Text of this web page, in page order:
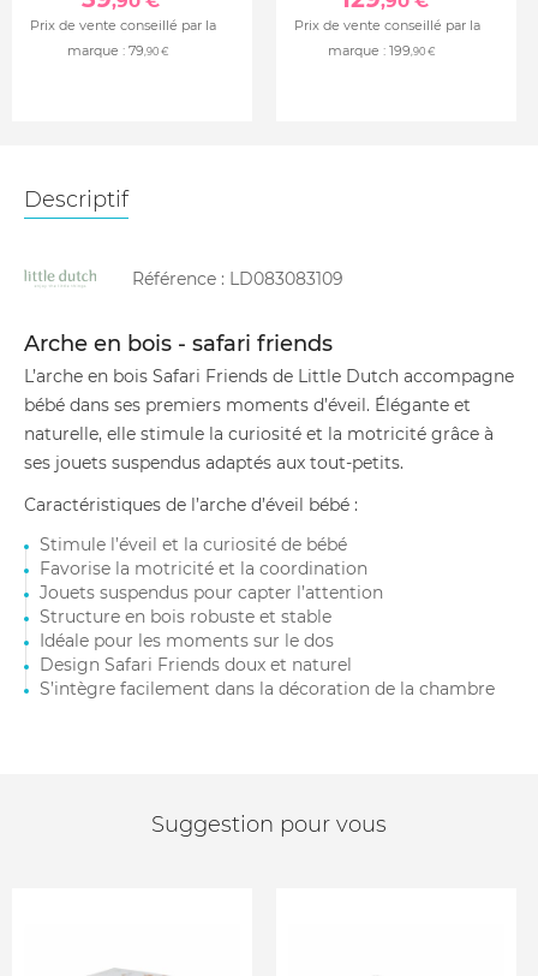
Prix de vente conseillé par la
marque : 79,90 €
Prix de vente conseillé par la
marque : 199,90 €
Descriptif
Référence : LD083083109
Arche en bois - safari friends
L’arche en bois Safari Friends de Little Dutch accompagne
bébé dans ses premiers moments d’éveil. Élégante et
naturelle, elle stimule la curiosité et la motricité grâce à
ses jouets suspendus adaptés aux tout-petits.
Caractéristiques de l’arche d’éveil bébé :
Stimule l’éveil et la curiosité de bébé
Favorise la motricité et la coordination
Jouets suspendus pour capter l’attention
Structure en bois robuste et stable
Idéale pour les moments sur le dos
Design Safari Friends doux et naturel
S’intègre facilement dans la décoration de la chambre
Suggestion pour vous